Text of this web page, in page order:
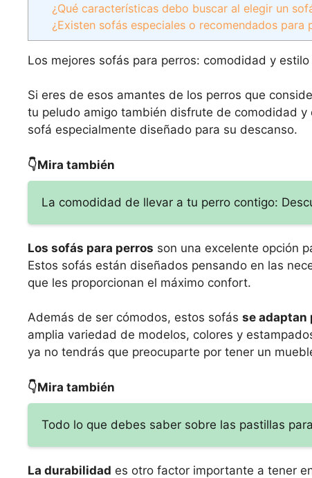
¿Qué características debo buscar al elegir un
¿Existen sofás especiales o recomendados
Los mejores sofás para perros: comodidad y
Si eres de esos amantes de los perros que
tu peludo amigo también disfrute de comodidad
sofá especialmente diseñado para su descanso.
👇Mira también
La comodidad de llevar a tu perro contigo:
Los sofás para perros son una excelente opción
Estos sofás están diseñados pensando en las
que les proporcionan el máximo confort.
Además de ser cómodos, estos sofás se adaptan
amplia variedad de modelos, colores y
ya no tendrás que preocuparte por tener un
👇Mira también
Todo lo que debes saber sobre las pastillas
La durabilidad es otro factor importante a tener